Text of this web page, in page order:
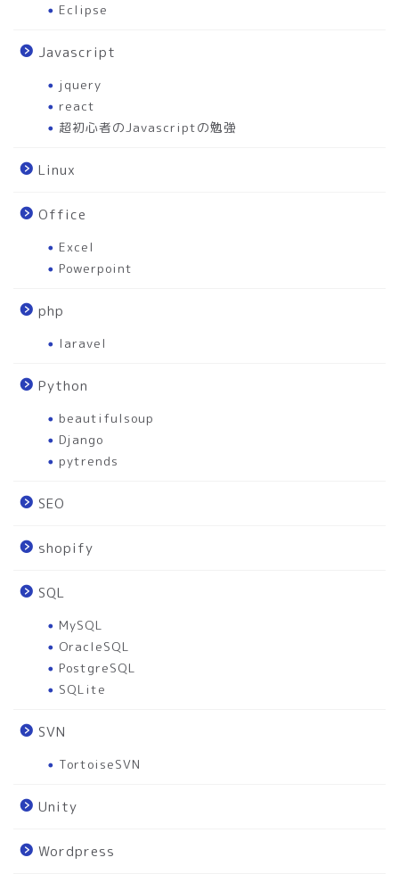
Eclipse
Javascript
jquery
react
超初心者のJavascriptの勉強
Linux
Office
Excel
Powerpoint
php
laravel
Python
beautifulsoup
Django
pytrends
SEO
shopify
SQL
MySQL
OracleSQL
PostgreSQL
SQLite
SVN
TortoiseSVN
Unity
Wordpress